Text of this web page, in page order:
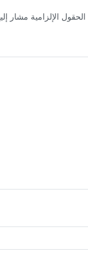
الحقول الإلزامية مشار